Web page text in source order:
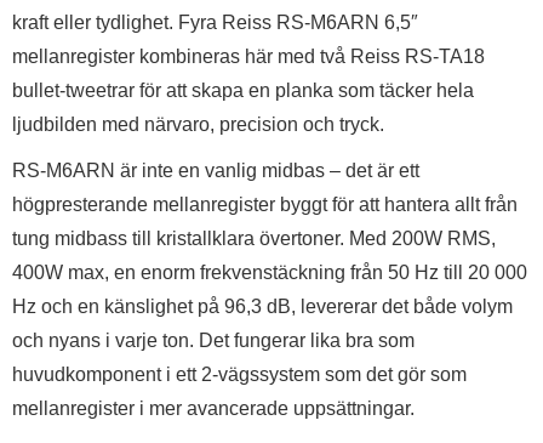
kraft eller tydlighet. Fyra Reiss RS-M6ARN 6,5″
mellanregister kombineras här med två Reiss RS-TA18
bullet-tweetrar för att skapa en planka som täcker hela
ljudbilden med närvaro, precision och tryck.
RS-M6ARN är inte en vanlig midbas – det är ett
högpresterande mellanregister byggt för att hantera allt från
tung midbass till kristallklara övertoner. Med 200W RMS,
400W max, en enorm frekvenstäckning från 50 Hz till 20 000
Hz och en känslighet på 96,3 dB, levererar det både volym
och nyans i varje ton. Det fungerar lika bra som
huvudkomponent i ett 2-vägssystem som det gör som
mellanregister i mer avancerade uppsättningar.